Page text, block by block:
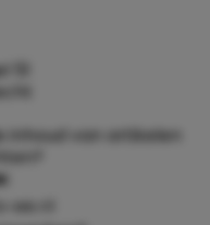
van artikelen
we.nl